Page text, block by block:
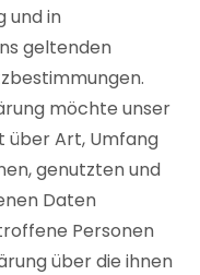
und in
geltenden
möchte unser
über Art, Umfang
genutzten und
Daten
Personen
über die ihnen